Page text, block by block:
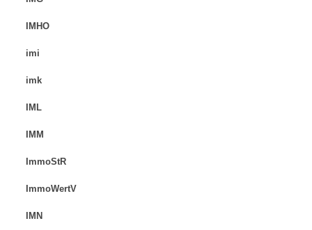
IMHO
imi
imk
IML
IMM
ImmoStR
ImmoWertV
IMN